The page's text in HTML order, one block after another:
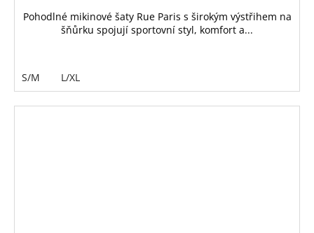
Pohodlné mikinové šaty Rue Paris s širokým výstřihem na
šňůrku spojují sportovní styl, komfort a...
S/M L/XL